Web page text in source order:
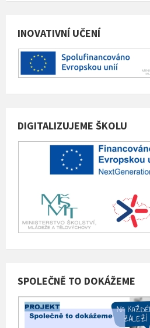
INOVATIVNÍ UČENÍ
DIGITALIZUJEME ŠKOLU
SPOLEČNĚ TO DOKÁŽEME